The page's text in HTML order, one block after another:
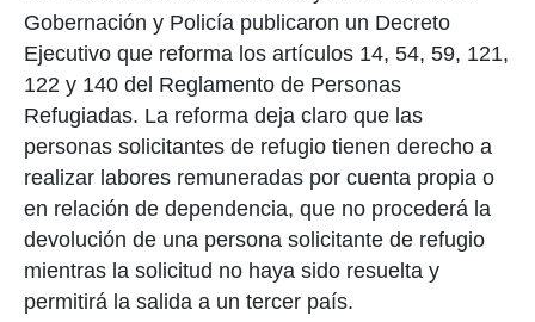
Gobernación y Policía publicaron un Decreto
Ejecutivo que reforma los artículos 14, 54, 59, 121,
122 y 140 del Reglamento de Personas
Refugiadas. La reforma deja claro que las
personas solicitantes de refugio tienen derecho a
realizar labores remuneradas por cuenta propia o
en relación de dependencia, que no procederá la
devolución de una persona solicitante de refugio
mientras la solicitud no haya sido resuelta y
permitirá la salida a un tercer país.